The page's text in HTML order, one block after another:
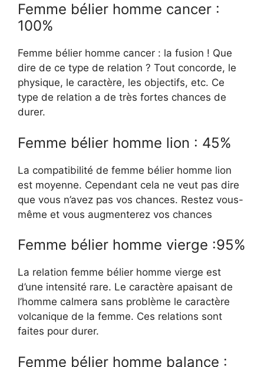
Femme bélier homme cancer :
100%
Femme bélier homme cancer : la fusion ! Que
dire de ce type de relation ? Tout concorde, le
physique, le caractère, les objectifs, etc. Ce
type de relation a de très fortes chances de
durer.
Femme bélier homme lion : 45%
La compatibilité de femme bélier homme lion
est moyenne. Cependant cela ne veut pas dire
que vous n’avez pas vos chances. Restez vous-
même et vous augmenterez vos chances
Femme bélier homme vierge :95%
La relation femme bélier homme vierge est
d’une intensité rare. Le caractère apaisant de
l’homme calmera sans problème le caractère
volcanique de la femme. Ces relations sont
faites pour durer.
Femme bélier homme balance :